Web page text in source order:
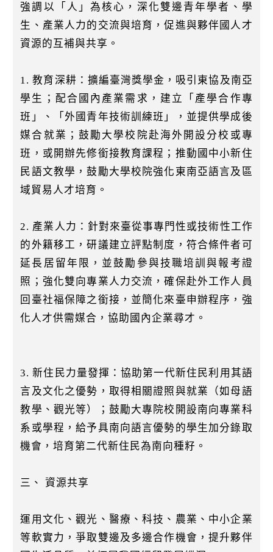
強調以「人」為核心，深化雙邊青年學者、學
生、產業人力的交流與培育，促進與夥伴國人才
資源的互補與共享。
1. 教育深耕：擴編臺灣獎學金，吸引東協及南亞
學生；配合國內產業需求，建立「產學合作專
班」、「外國青年技術訓練班」，並提供學成後
媒合就業；鼓勵大學校院赴海外開設分校或專
班，或開辦先修銜接教育課程；推動國中小新住
民語文教學，鼓勵大學校院強化東南亞語言及區
域貿易人才培育。
2. 產業人力：針對來臺從事專門性或技術性工作
的外籍移工，研議建立評點制度，符合條件者可
延長居留年限，並鼓勵參與技職培訓與報考證
照；強化雙向專業人力交流，確保赴外工作人員
回臺社福保障之銜接，並簡化來臺申辦程序，強
化人才供需媒合，協助國內企業尋才。
3. 新住民力量發揮：協助第一代新住民利用其語
言及文化之優勢，取得相關證照與就業（如母語
教學、觀光等）；鼓勵大專院校開設南向專業科
系或學程，給予具南向語言優勢的學生加分錄取
機會，培育第二代新住民為南向種籽。
三、 資源共享
運用文化、觀光、醫療、科技、農業、中小企業
等軟實力，爭取雙邊及多邊合作機會，提升夥伴